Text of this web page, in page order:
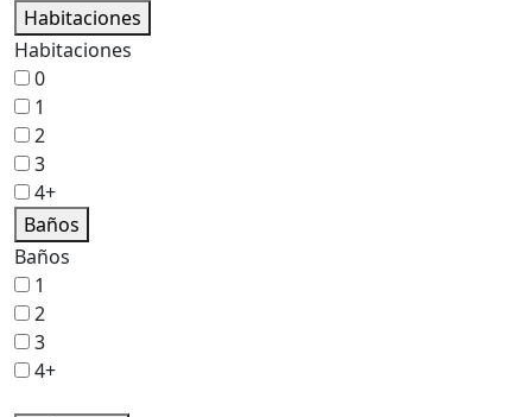
Habitaciones
Habitaciones
0
1
2
3
4+
Baños
Baños
1
2
3
4+